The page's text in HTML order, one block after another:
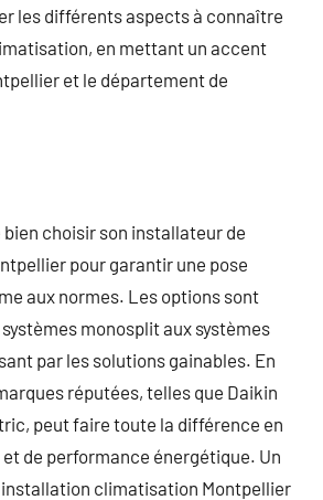
les différents aspects à connaître
en mettant un accent
et le département de
choisir son installateur de
pour garantir une pose
aux normes. Les options sont
monosplit aux systèmes
par les solutions gainables. En
réputées, telles que Daikin
peut faire toute la différence en
de performance énergétique. Un
installation climatisation Montpellier